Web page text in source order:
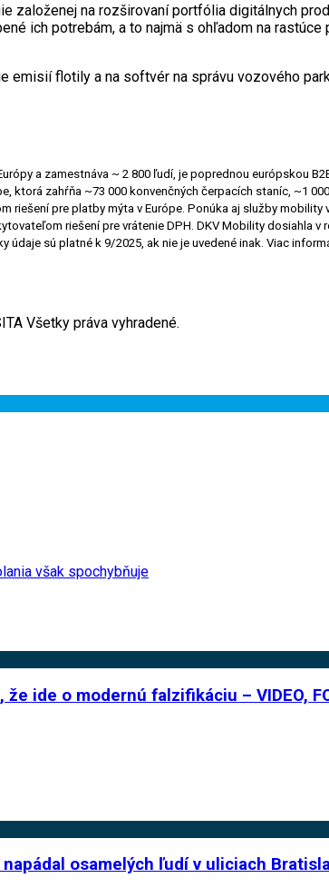
na rozširovaní portfólia digitálnych
ich potrebám, a to najmä s ohľadom na
emisií flotily a na softvér na správu vozového
a zamestnáva ~ 2 800 ľudí, je poprednou európskou
zahŕňa ~73 000 konvenčných čerpacích staníc, ~1
pre platby mýta v Európe. Ponúka aj služby mobility
riešení pre vrátenie DPH. DKV Mobility dosiahla v
sú platné k 9/2025, ak nie je uvedené inak. Viac
Všetky práva vyhradené.
však spochybňuje
ide o modernú falzifikáciu – VIDEO,
osamelých ľudí v uliciach